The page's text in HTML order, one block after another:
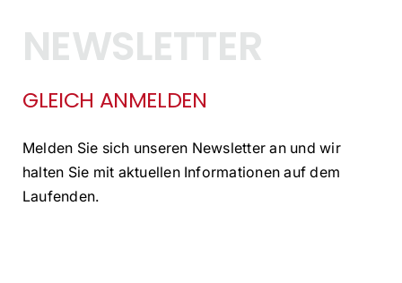
NEWSLETTER
GLEICH ANMELDEN
Melden Sie sich unseren Newsletter an und wir
halten Sie mit aktuellen Informationen auf dem
Laufenden.